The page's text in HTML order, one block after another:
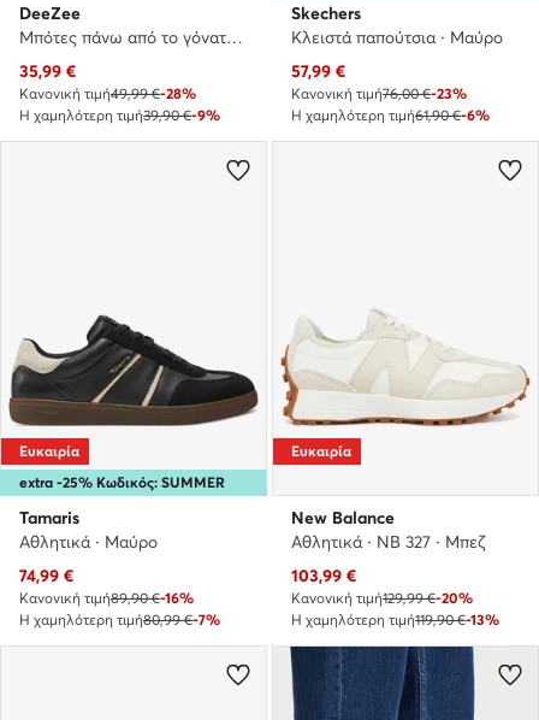
DeeZee
Μπότες πάνω από το γόνατο · Μαύρο
Τρέχουσα τιμή
35,99 €
Κανονική τιμή49,99 €-28%
Η χαμηλότερη τιμή39,90 €-9%
Skechers
Κλειστά παπούτσια · Μαύρο
Τρέχουσα τιμή
57,99 €
Κανονική τιμή76,00 €-23%
Η χαμηλότερη τιμή61,90 €-6%
extra -25% Κωδικός: SUMMER
Ευκαιρία
Tamaris
Αθλητικά · Μαύρο
Τρέχουσα τιμή
74,99 €
Κανονική τιμή89,90 €-16%
Η χαμηλότερη τιμή80,99 €-7%
Ευκαιρία
New Balance
Αθλητικά · NB 327 · Μπεζ
Τρέχουσα τιμή
103,99 €
Κανονική τιμή129,99 €-20%
Η χαμηλότερη τιμή119,90 €-13%